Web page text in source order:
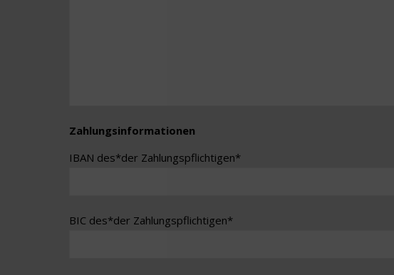
Zahlungsinformationen
IBAN des*der Zahlungspflichtigen*
BIC des*der Zahlungspflichtigen*